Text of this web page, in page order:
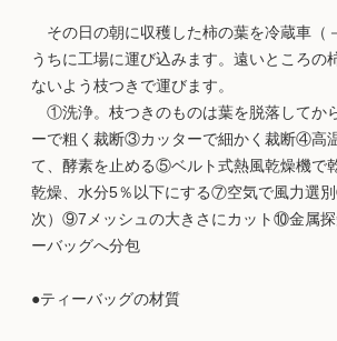
その日の朝に収穫した柿の葉を冷蔵車（
うちに工場に運び込みます。遠いところの
ないよう枝つきで運びます。
①洗浄。枝つきのものは葉を脱落してか
ーで粗く裁断③カッターで細かく裁断④高
て、酵素を止める⑤ベルト式熱風乾燥機で
乾燥、水分5％以下にする⑦空気で風力選
次）⑨7メッシュの大きさにカット⑩金属
ーバッグへ分包
●ティーバッグの材質